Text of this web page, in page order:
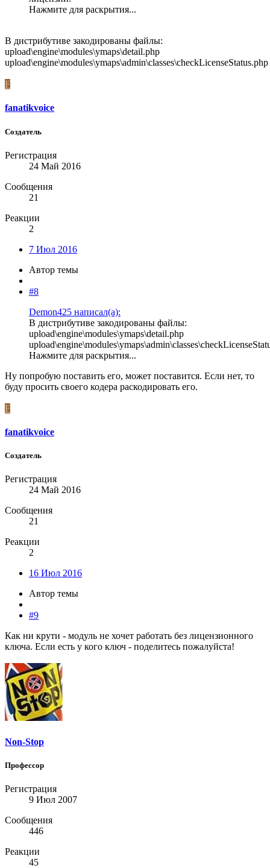
Нажмите для раскрытия...
В дистрибутиве закодированы файлы:
upload\engine\modules\ymaps\detail.php
upload\engine\modules\ymaps\admin\classes\checkLicenseStatus.php
F
fanatikvoice
Создатель
Регистрация
24 Май 2016
Сообщения
21
Реакции
2
7 Июл 2016
Автор темы
#8
Demon425 написал(а):
В дистрибутиве закодированы файлы:
upload\engine\modules\ymaps\detail.php
Нажмите для раскрытия...
Ну попробую поставить его, может поставится. Если нет, то
буду просить своего кодера раскодировать его.
F
fanatikvoice
Создатель
Регистрация
24 Май 2016
Сообщения
21
Реакции
2
16 Июл 2016
Автор темы
#9
Как ни крути - модуль не хочет работать без лицензионного
ключа. Если есть у кого ключ - поделитесь пожалуйста!
Non-Stop
Профессор
Регистрация
9 Июл 2007
Сообщения
446
Реакции
45